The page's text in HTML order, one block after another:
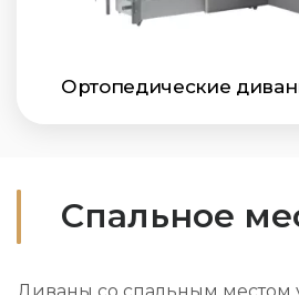
Ортопедические
Спальное